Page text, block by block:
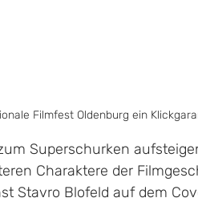
Filmfest Oldenburg ein
Superschurken
Charaktere der
Stavro Blofeld auf dem